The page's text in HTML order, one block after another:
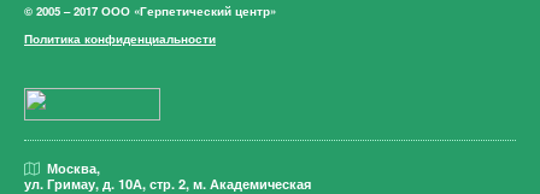
© 2005 – 2017 ООО «Герпетический центр»
Политика конфиденциальности
Москва,
ул. Гримау, д. 10А, стр. 2, м. Академическая